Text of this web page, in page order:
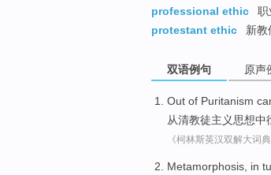
professional ethic
职
protestant ethic
新教
双语例句 原声
Out of Puritanism
从清教徒主义思想中
《柯林斯英汉双解大词典
Metamorphosis , in